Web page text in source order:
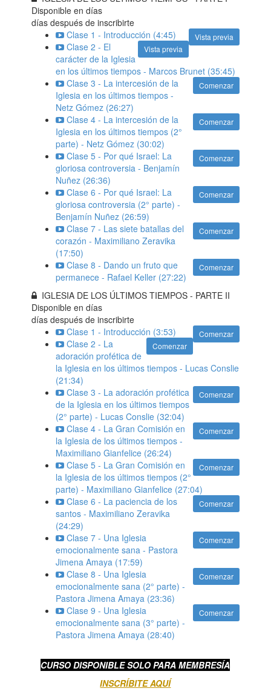
Disponible endías
días después de inscribirte
Vista previa
Clase 1 - Introducción (4:45)
Vista previa
Clase 2 - El
carácter de la Iglesia
en los últimos tiempos - Marcos Brunet (35:45)
Comenzar
Clase 3 - La intercesión de la
Iglesia en los últimos tiempos -
Netz Gómez (26:27)
Comenzar
Clase 4 - La intercesión de la
Iglesia en los últimos tiempos (2°
parte) - Netz Gómez (30:02)
Comenzar
Clase 5 - Por qué Israel: La
gloriosa controversia - Benjamín
Nuñez (26:36)
Comenzar
Clase 6 - Por qué Israel: La
gloriosa controversia (2° parte) -
Benjamín Nuñez (26:59)
Comenzar
Clase 7 - Las siete batallas del
corazón - Maximiliano Zeravika
(17:50)
Comenzar
Clase 8 - Dando un fruto que
permanece - Rafael Keller (27:22)
IGLESIA DE LOS ÚLTIMOS TIEMPOS - PARTE II
Disponible endías
días después de inscribirte
Comenzar
Clase 1 - Introducción (3:53)
Comenzar
Clase 2 - La
adoración profética de
la Iglesia en los últimos tiempos - Lucas Conslie
(21:34)
Comenzar
Clase 3 - La adoración profética
de la Iglesia en los últimos tiempos
(2° parte) - Lucas Conslie (32:04)
Comenzar
Clase 4 - La Gran Comisión en
la Iglesia de los últimos tiempos -
Maximiliano Gianfelice (26:24)
Comenzar
Clase 5 - La Gran Comisión en
la Iglesia de los últimos tiempos (2°
parte) - Maximiliano Gianfelice (27:04)
Comenzar
Clase 6 - La paciencia de los
santos - Maximiliano Zeravika
(24:29)
Comenzar
Clase 7 - Una Iglesia
emocionalmente sana - Pastora
Jimena Amaya (17:59)
Comenzar
Clase 8 - Una Iglesia
emocionalmente sana (2° parte) -
Pastora Jimena Amaya (23:36)
Comenzar
Clase 9 - Una Iglesia
emocionalmente sana (3° parte) -
Pastora Jimena Amaya (28:40)
CURSO DISPONIBLE SOLO PARA MEMBRESÍA
INSCRÍBITE AQUÍ